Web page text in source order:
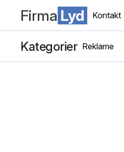
Firma Lyd Kontakt
Kategorier Reklame